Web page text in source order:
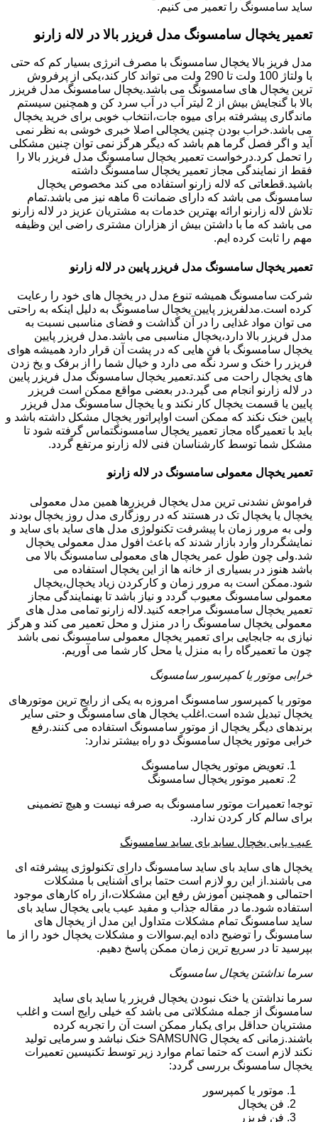
ساید سامسونگ را تعمیر می کنیم.
تعمیر یخچال سامسونگ مدل فریزر بالا در لاله زارنو
مدل فریز بالا یخچال سامسونگ با مصرف انرژی بسیار کم که حتی
با ولتاژ 100 ولت تا 290 ولت می تواند کار کند،یکی از پرفروش
ترین یخچال های سامسونگ می باشد.یخچال سامسونگ مدل فریزر
بالا با گنجایش بیش از 2 لیتر آب در آب سرد کن و همچنین سیستم
ماندگاری پیشرفته برای میوه جات،انتخاب خوبی برای خرید یخچال
می باشد.خراب بودن چنین یخچالی اصلا خبری خوشی به نظر نمی
آید و اگر فصل گرما هم باشد که دیگر هرگز نمی توان چنین مشکلی
را تحمل کرد.درخواست تعمیر یخچال سامسونگ مدل فریزر بالا را
فقط از نمایندگی مجاز تعمیر یخچال سامسونگ داشته
باشید.قطعاتی که لاله زارنو استفاده می کند مخصوص یخچال
سامسونگ می باشد که دارای ضمانت 6 ماهه نیز می باشد.تمام
تلاش لاله زارنو ارائه بهترین خدمات به مشتریان عزیز در لاله زارنو
می باشد که ما با داشتن بیش از هزاران مشتری راضی این وظیفه
مهم را ثابت کرده ایم.
تعمیر یخچال سامسونگ مدل فریزر پایین در لاله زارنو
شرکت سامسونگ همیشه تنوع مدل در یخچال های خود را رعایت
کرده است.مدلفریزر پایین یخچال سامسونگ به دلیل اینکه به راحتی
می توان مواد غذایی را در آن گذاشت و فضای مناسبی نسبت به
مدل فریزر بالا دارد،یخچال مناسبی می باشد.مدل فریزر پایین
یخچال سامسونگ با فن هایی که در پشت آن قرار دارد همیشه هوای
فریزر را خنک و سرد نگه می دارد و خیال شما را از برفک و یخ زدن
های یخچال راحت می کند.تعمیر یخچال سامسونگ مدل فریزر پایین
در لاله زارنو انجام می گیرد.در بعضی مواقع ممکن است فریزر
پایین یا قسمت یخچال کار نکند و یا یخچال سامسونگ مدل فریزر
پایین خنک نکند که ممکن است اواپراتور یخچال مشکل داشته باشد و
باید با تعمیرگاه مجاز تعمیر یخچال سامسونگتماس گرفته شود تا
مشکل شما توسط کارشناسان فنی لاله زارنو مرتفع گردد.
تعمیر یخچال معمولی سامسونگ در لاله زارنو
فراموش نشدنی ترین مدل یخچال فریزرها همین مدل معمولی
یخچال یا یخچال تک در هستند که در روزگاری مدل روز یخچال بودند
ولی به مرور زمان با پیشرفت تکنولوژی مدل های ساید بای ساید و
نمایشگردار وارد بازار شدند که باعث افول مدل معمولی یخچال
شد.ولی چون طول عمر یخچال های معمولی سامسونگ بالا می
باشد هنوز در بسیاری از خانه ها از این یخچال استفاده می
شود.ممکن است به مرور زمان و کارکردن زیاد یخچال،یخچال
معمولی سامسونگ معیوب گردد و نیاز باشد تا بهنمایندگی مجاز
تعمیر یخچال سامسونگ مراجعه کنید.لاله زارنو تمامی مدل های
معمولی یخچال سامسونگ را در منزل و محل تعمیر می کند و هرگز
نیازی به جابجایی برای تعمیر یخچال معمولی سامسونگ نمی باشد
چون ما تعمیرگاه را به منزل یا محل کار شما می آوریم.
خرابی موتور یا کمپرسور سامسونگ
موتور یا کمپرسور سامسونگ امروزه به یکی از رایج ترین موتورهای
یخچال تبدیل شده است.اغلب یخچال های سامسونگ و حتی سایر
برندهای دیگر یخچال از موتور سامسونگ استفاده می کنند.رفع
خرابی موتور یخچال سامسونگ دو راه بیشتر ندارد:
تعویض موتور یخچال سامسونگ
تعمیر موتور یخچال سامسونگ
توجه! تعمیرات موتور سامسونگ به صرفه نیست و هیچ تضمینی
برای سالم کار کردن ندارد.
عیب یابی یخچال ساید بای ساید سامسونگ
یخچال های ساید بای ساید سامسونگ دارای تکنولوژی پیشرفته ای
می باشند.از این رو لازم است حتما برای آشنایی با مشکلات
احتمالی و همچنین آموزش رفع این مشکلات،از راه کارهای موجود
استفاده شود.ما در مقاله جذاب و مفید عیب یابی یخچال ساید بای
ساید سامسونگ تمام مشکلات متداول این مدل از یخچال های
سامسونگ را توضیح داده ایم.سوالات و مشکلات یخچال خود را از ما
بپرسید تا در سریع ترین زمان ممکن پاسخ دهیم.
سرما نداشتن یخچال سامسونگ
سرما نداشتن یا خنک نبودن یخچال فریزر یا ساید بای ساید
سامسونگ از جمله مشکلاتی می باشد که خیلی رایج است و اغلب
مشتریان حداقل برای یکبار ممکن است آن را تجربه کرده
باشند.زمانی که یخچال SAMSUNG خنک نباشد و سرمایی تولید
نکند لازم است که حتما تمام موارد زیر توسط تکنیسین تعمیرات
یخچال سامسونگ بررسی گردد:
موتور یا کمپرسور
فن یخچال
فن فریزر